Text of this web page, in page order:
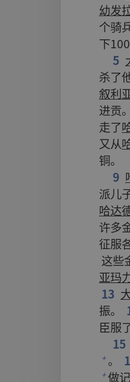
幼发
个骑
下100
5
杀了
叙利
进贡。
走了
又从
铜。
9
派儿
哈达
许多
征服
这些
亚玛
13
振。
臣服
15
+ 。
+ 做